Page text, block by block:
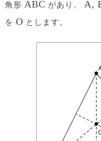
角形 ABC があり、 A,
を O とします。